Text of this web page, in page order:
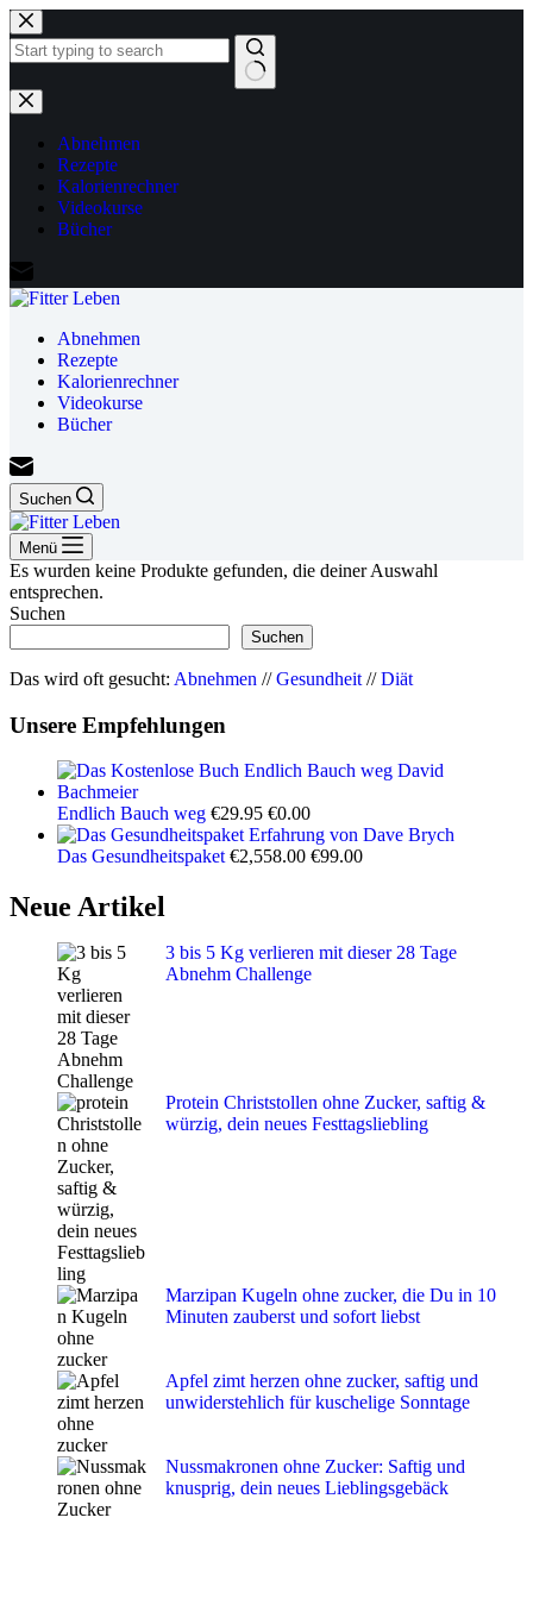
Zum
Inhalt
springen
Keine
Ergebnisse
Abnehmen
Rezepte
Kalorienrechner
Videokurse
Bücher
Abnehmen
Rezepte
Kalorienrechner
Videokurse
Bücher
Suchen
Menü
Es wurden keine Produkte gefunden, die deiner Auswahl
entsprechen.
Suchen
Suchen
Das wird oft gesucht: Abnehmen //Gesundheit //Diät
Unsere Empfehlungen
Endlich Bauch weg €29.95 Ursprünglicher
Preis
war:
€0.00Aktueller
Preis
ist:
Das Gesundheitspaket€2,558.00 Ursprünglicher
€99.00Aktueller
Neue Artikel
3 bis 5 Kg verlieren mit dieser 28 Tage
Abnehm Challenge
Protein Christstollen ohne Zucker, saftig &
würzig, dein neues Festtagsliebling
Marzipan Kugeln ohne zucker, die Du in 10
Minuten zauberst und sofort liebst
Apfel zimt herzen ohne zucker, saftig und
unwiderstehlich für kuschelige Sonntage
Nussmakronen ohne Zucker: Saftig und
knusprig, dein neues Lieblingsgebäck